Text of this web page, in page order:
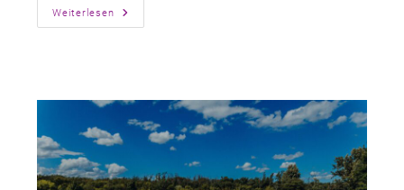
Weiterlesen
Sommerferien
Beim